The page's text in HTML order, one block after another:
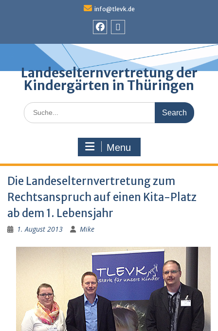
info@tlevk.de
Landeselternvertretung der
Kindergärten in Thüringen
Search
for:
Menu
Die Landeselternvertretung zum
Rechtsanspruch auf einen Kita-Platz
ab dem 1. Lebensjahr
1. August 2013 Mike